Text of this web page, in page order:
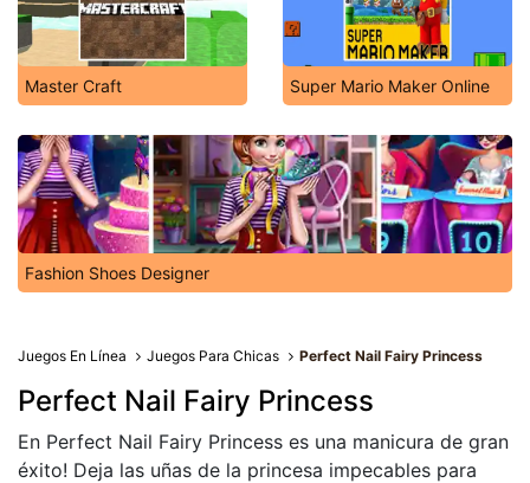
Master Craft Super Mario Maker Online
Fashion Shoes Designer
Juegos En Línea Juegos Para Chicas Perfect Nail Fairy Princess
Perfect Nail Fairy Princess
En Perfect Nail Fairy Princess es una manicura de gran
éxito! Deja las uñas de la princesa impecables para